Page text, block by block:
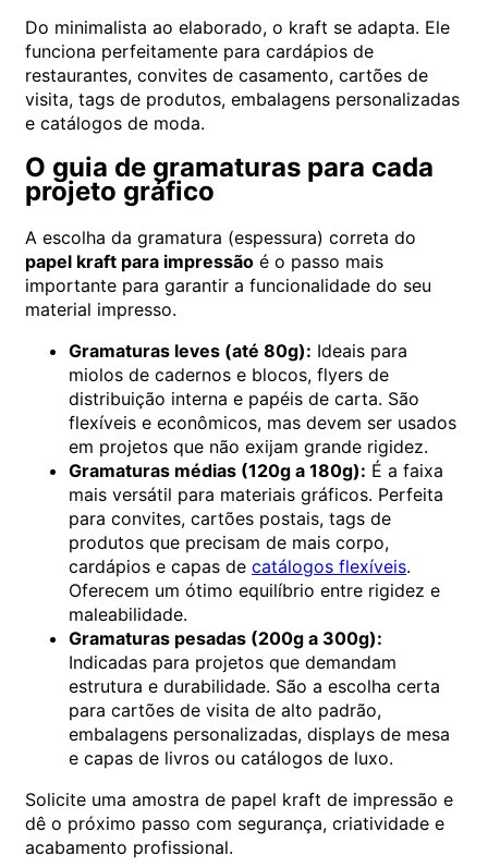
Do minimalista ao elaborado, o kraft se adapta. Ele
funciona perfeitamente para cardápios de
restaurantes, convites de casamento, cartões de
visita, tags de produtos, embalagens personalizadas
e catálogos de moda.
O guia de gramaturas para cada
projeto gráfico
A escolha da gramatura (espessura) correta do
papel kraft para impressão é o passo mais
importante para garantir a funcionalidade do seu
material impresso.
Gramaturas leves (até 80g): Ideais para
miolos de cadernos e blocos, flyers de
distribuição interna e papéis de carta. São
flexíveis e econômicos, mas devem ser usados
em projetos que não exijam grande rigidez.
Gramaturas médias (120g a 180g): É a faixa
mais versátil para materiais gráficos. Perfeita
para convites, cartões postais, tags de
produtos que precisam de mais corpo,
cardápios e capas de catálogos flexíveis.
Oferecem um ótimo equilíbrio entre rigidez e
maleabilidade.
Gramaturas pesadas (200g a 300g):
Indicadas para projetos que demandam
estrutura e durabilidade. São a escolha certa
para cartões de visita de alto padrão,
embalagens personalizadas, displays de mesa
e capas de livros ou catálogos de luxo.
Solicite uma amostra de papel kraft de impressão e
dê o próximo passo com segurança, criatividade e
acabamento profissional.